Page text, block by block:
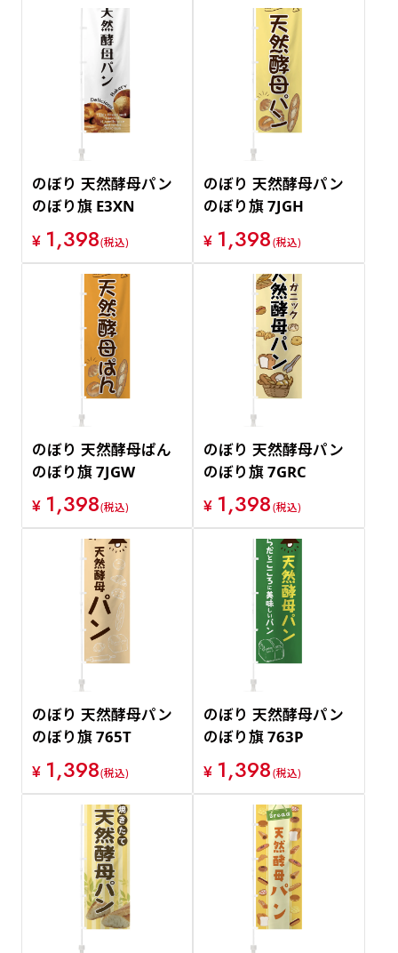
のぼり 天然酵母パン
のぼり旗 E3XN
¥ 1,398(税込)
のぼり 天然酵母パン
のぼり旗 7JGH
¥ 1,398(税込)
のぼり 天然酵母ぱん
のぼり旗 7JGW
¥ 1,398(税込)
のぼり 天然酵母パン
のぼり旗 7GRC
¥ 1,398(税込)
のぼり 天然酵母パン
のぼり旗 765T
¥ 1,398(税込)
のぼり 天然酵母パン
のぼり旗 763P
¥ 1,398(税込)